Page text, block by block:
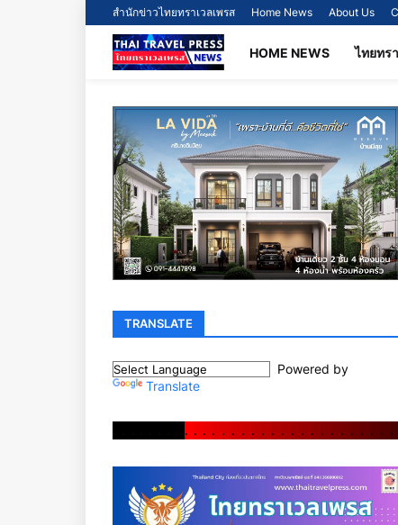
สำนักข่าวไทยทราเวลเพรส Home News About Us
HOME NEWS ไทยทร
TRANSLATE
Powered by
Translate
. . . . . . . . . . . . . . . . . . . . . .